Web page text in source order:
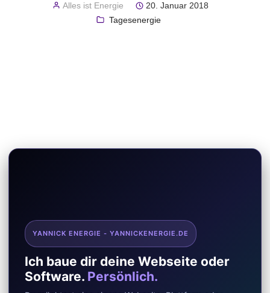
Alles ist Energie
20. Januar 2018
Tagesenergie
YANNICK ENERGIE - YANNICKENERGIE.DE
Ich baue dir deine Webseite oder
Software. Persönlich.